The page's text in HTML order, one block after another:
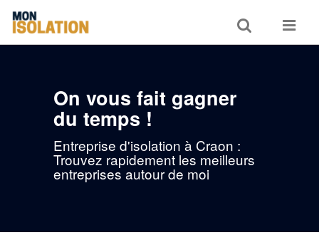
Toggle
search
Toggle
On vous fait gagner
du temps !
Entreprise d'isolation à Craon :
Trouvez rapidement les meilleurs
entreprises autour de moi